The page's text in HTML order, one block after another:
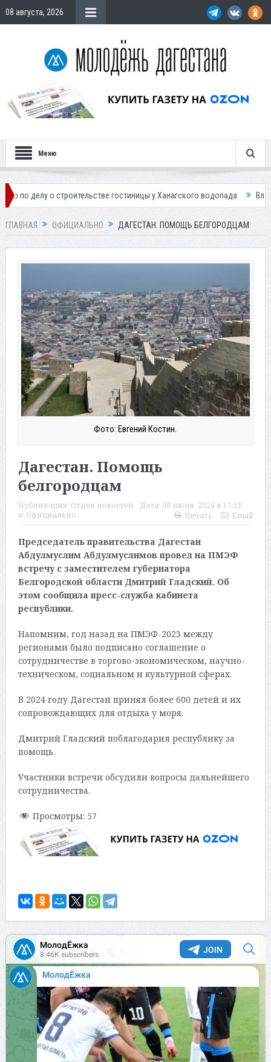
08 августа, 2026
Меню
строительстве гостиницы у Ханагского водопада Власти
ГЛАВНАЯ ОФИЦИАЛЬНО ДАГЕСТАН. ПОМОЩЬ БЕЛГОРОДЦАМ
Фото: Евгений Костин.
Дагестан. Помощь
белгородцам
Публикация: Отдел новостей Дата: 08 июня, 2024 в 17:53
в: Официально Печать Email
Председатель правительства Дагестан
Абдулмуслим Абдулмуслимов провел на ПМЭФ
встречу с заместителем губернатора
Белгородской области Дмитрий Гладский. Об
этом сообщила пресс-служба кабинета
республики.
Напомним, год назад на ПМЭФ-2023 между
регионами было подписано соглашение о
сотрудничестве в торгово-экономическом, научно-
техническом, социальном и культурной сферах.
В 2024 году Дагестан принял более 600 детей и их
сопровождающих для отдыха у моря.
Дмитрий Гладский поблагодарил республику за
помощь.
Участники встречи обсудили вопросы дальнейшего
сотрудничества.
Просмотры: 57